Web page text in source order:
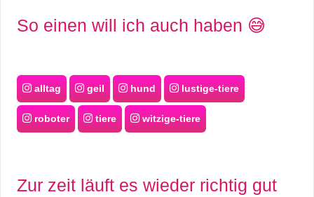
So einen will ich auch haben 😅
alltag geil hund lustige-tiere
roboter tiere witzige-tiere
Zur zeit läuft es wieder richtig gut